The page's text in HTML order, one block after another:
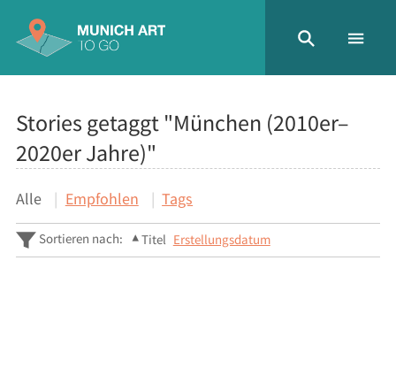
Stories getaggt "München (2010er–
2020er Jahre)"
Alle Empfohlen Tags
Sortieren nach: Titel Erstellungsdatum